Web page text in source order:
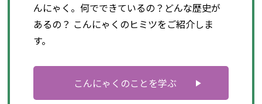
んにゃく。何でできているの？どんな歴史が
あるの？ こんにゃくのヒミツをご紹介しま
す。
こんにゃくのことを学ぶ